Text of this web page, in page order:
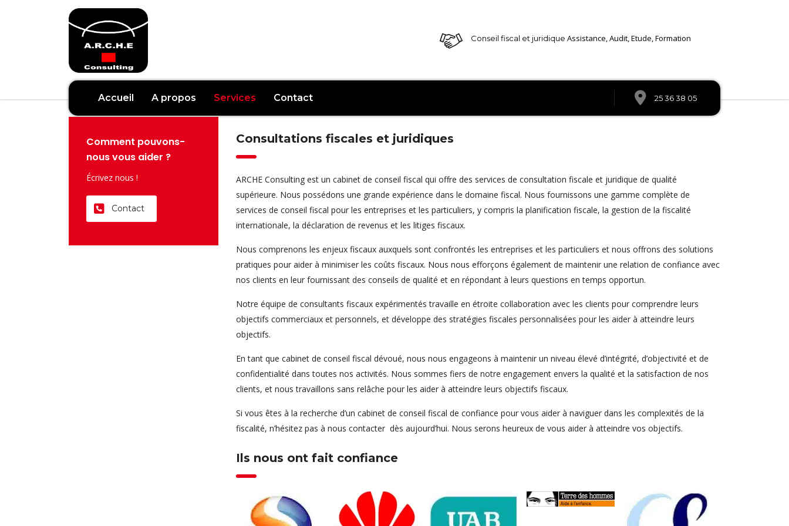
Conseil fiscal et juridique Assistance, Audit, Etude, Formation
Accueil A propos Services Contact 25 36 38 05
Comment pouvons-
nous vous aider ?
Écrivez nous !
Contact
Consultations fiscales et juridiques
ARCHE Consulting est un cabinet de conseil fiscal qui offre des services de consultation fiscale et juridique de qualité
supérieure. Nous possédons une grande expérience dans le domaine fiscal. Nous fournissons une gamme complète de
services de conseil fiscal pour les entreprises et les particuliers, y compris la planification fiscale, la gestion de la fiscalité
internationale, la déclaration de revenus et les litiges fiscaux.
Nous comprenons les enjeux fiscaux auxquels sont confrontés les entreprises et les particuliers et nous offrons des solutions
pratiques pour aider à minimiser les coûts fiscaux. Nous nous efforçons également de maintenir une relation de confiance avec
nos clients en leur fournissant des conseils de qualité et en répondant à leurs questions en temps opportun.
Notre équipe de consultants fiscaux expérimentés travaille en étroite collaboration avec les clients pour comprendre leurs
objectifs commerciaux et personnels, et développe des stratégies fiscales personnalisées pour les aider à atteindre leurs
objectifs.
En tant que cabinet de conseil fiscal dévoué, nous nous engageons à maintenir un niveau élevé d’intégrité, d’objectivité et de
confidentialité dans toutes nos activités. Nous sommes fiers de notre engagement envers la qualité et la satisfaction de nos
clients, et nous travaillons sans relâche pour les aider à atteindre leurs objectifs fiscaux.
Si vous êtes à la recherche d’un cabinet de conseil fiscal de confiance pour vous aider à naviguer dans les complexités de la
fiscalité, n’hésitez pas à nous contacter dès aujourd’hui. Nous serons heureux de vous aider à atteindre vos objectifs.
Ils nous ont fait confiance